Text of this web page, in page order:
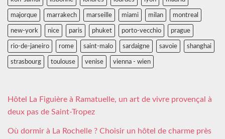
majorque marrakech marseille miami milan montreal
new-york nice paris phuket porto-vecchio prague
rio-de-janeiro rome saint-malo sardaigne savoie shanghai
strasbourg toulouse venise vienna - wien
Hôtel La Figuière à Ramatuelle, un art de vivre provençal à
deux pas de Saint-Tropez
Où dormir à La Rochelle ? Choisir un hôtel de charme près